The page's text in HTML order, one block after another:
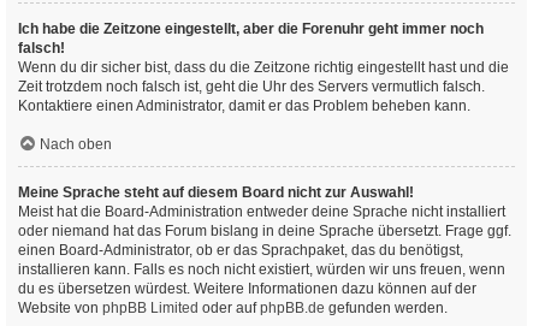
Ich habe die Zeitzone eingestellt, aber die Forenuhr geht immer noch
falsch!
Wenn du dir sicher bist, dass du die Zeitzone richtig eingestellt hast und die
Zeit trotzdem noch falsch ist, geht die Uhr des Servers vermutlich falsch.
Kontaktiere einen Administrator, damit er das Problem beheben kann.
Nach oben
Meine Sprache steht auf diesem Board nicht zur Auswahl!
Meist hat die Board-Administration entweder deine Sprache nicht installiert
oder niemand hat das Forum bislang in deine Sprache übersetzt. Frage ggf.
einen Board-Administrator, ob er das Sprachpaket, das du benötigst,
installieren kann. Falls es noch nicht existiert, würden wir uns freuen, wenn
du es übersetzen würdest. Weitere Informationen dazu können auf der
Website von phpBB Limited oder aufphpBB.de gefunden werden.